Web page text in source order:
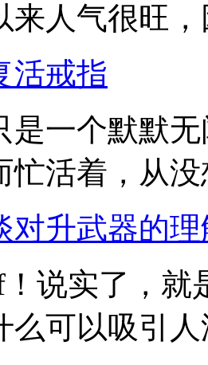
来人气很旺
活戒指
是一个默默
忙活着，从
对升武器的
说实了，就
么可以吸引